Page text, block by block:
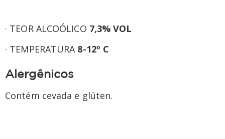
· TEOR ALCOÓLICO 7,3% VOL
· TEMPERATURA 8-12º C
Alergênicos
Contém cevada e glúten.